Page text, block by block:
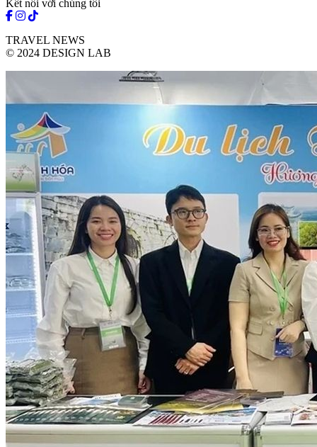
Kết nối với chúng tôi
TRAVEL NEWS
© 2024 DESIGN LAB